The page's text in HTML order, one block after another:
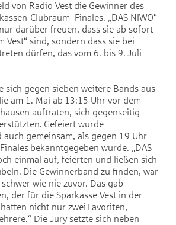
von Radio Vest die Gewinner des
Clubraum- Finales. „DAS NIWO“
darüber freuen, dass sie ab sofort
Vest“ sind, sondern dass sie bei
dürfen, das vom 6. bis 9. Juli
sich gegen sieben weitere Bands aus
am 1. Mai ab 13:15 Uhr vor dem
auftraten, sich gegenseitig
Gefeiert wurde
auch gemeinsam, als gegen 19 Uhr
bekanntgegeben wurde. „DAS
einmal auf, feierten und ließen sich
Die Gewinnerband zu finden, war
wie nie zuvor. Das gab
der für die Sparkasse Vest in der
nicht nur zwei Favoriten,
Die Jury setzte sich neben